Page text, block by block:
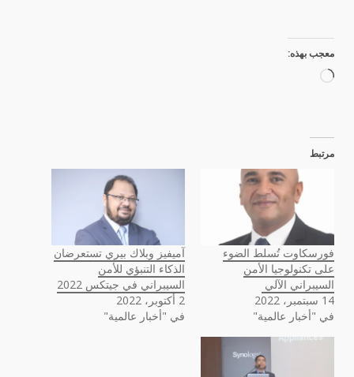
معجب بهذه:
جاري
مرتبط
فورسكاوت تُسلط الضوء
على تكنولوجيا الأمن
السيبراني الآلي
14 سبتمبر، 2022
في "أخبار عالمية"
آميفيز وبلاك بيري تستعرضان
الذكاء التنبؤي للأمن
السيبراني في جيتكس 2022
2 أكتوبر، 2022
في "أخبار عالمية"